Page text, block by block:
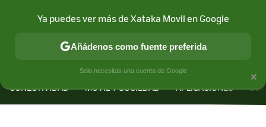
CONECTIVIDAD MÓVIL Y SOCIEDAD APLICACIONES
×
Ya puedes ver más de Xataka Movil en Google
Añádenos como fuente preferida
Solo necesitas una cuenta de Google